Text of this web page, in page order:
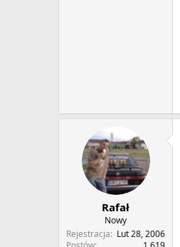
Rafał
Nowy
Rejestracja
Lut 28, 2006